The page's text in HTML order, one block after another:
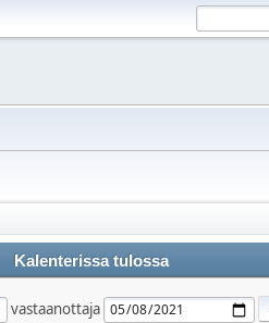
Kalenterissa tulossa
vastaanottaja